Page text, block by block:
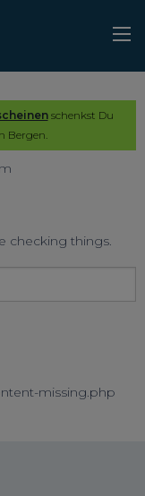
schenkst Du
Bergen.
checking things.
missing.php